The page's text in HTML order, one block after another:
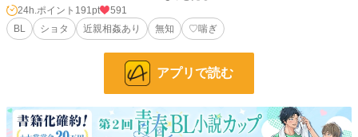
ひそかに息子へ劣情を向けていた父はとうとう我慢できなくなってしまい……
おそらく地雷原ですので、合わないと思いましたらそっとブラウザバックをよろ
7,142 位 / 228,638 件
BL 1,354 位 / 31,391 件
24h.ポイント 191pt
591
BL
ショタ 近親相姦あり 無知 ♡喘ぎ
アプリで読む